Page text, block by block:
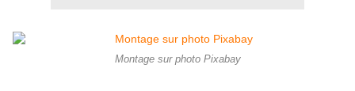
Montage sur photo Pixabay